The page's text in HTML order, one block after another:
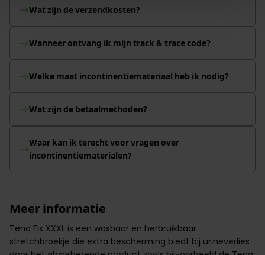
Wat zijn de verzendkosten?
Wanneer ontvang ik mijn track & trace code?
Welke maat incontinentiemateriaal heb ik nodig?
Wat zijn de betaalmethoden?
Waar kan ik terecht voor vragen over
incontinentiematerialen?
Meer informatie
Tena Fix XXXL is een wasbaar en herbruikbaar
stretchbroekje die extra bescherming biedt bij urineverlies